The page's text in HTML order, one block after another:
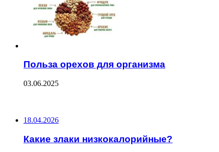
Польза орехов для организма
03.06.2025
18.04.2026
Какие злаки низкокалорийные?